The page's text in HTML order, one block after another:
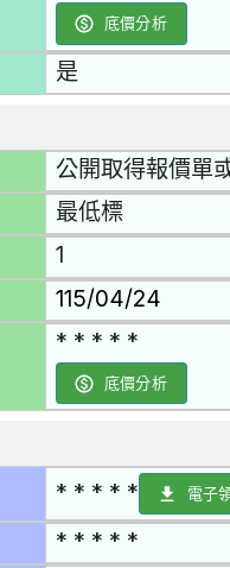
底價分析
是
公開取得報價單
最低標
1
115/04/24
* * * * *
底價分析
* * * * * 電子
* * * * *